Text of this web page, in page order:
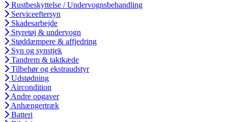
Rustbeskyttelse / Undervognsbehandling
Serviceeftersyn
Skadesarbejde
Styretøj & undervogn
Støddæmpere & affjedring
Syn og synstjek
Tandrem & taktkæde
Tilbehør og ekstraudstyr
Udstødning
Aircondition
Andre opgaver
Anhængertræk
Batteri